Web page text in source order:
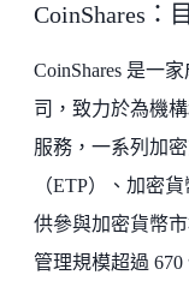
CoinShares：
CoinShares 是一
司，致力於為機
服務，一系列加
（ETP）、加密
供參與加密貨幣
管理規模超過 670